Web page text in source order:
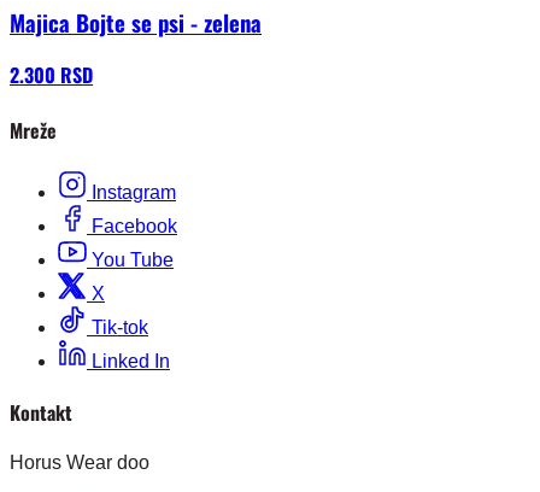
Majica Bojte se psi - zelena
2.300 RSD
Mreže
Instagram
Facebook
You Tube
X
Tik-tok
Linked In
Kontakt
Horus Wear doo